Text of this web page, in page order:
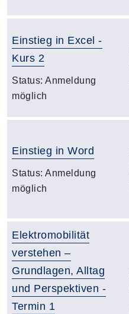
Einstieg in Excel -
Kurs 2
Status: Anmeldung
möglich
Einstieg in Word
Status: Anmeldung
möglich
Elektromobilität
verstehen –
Grundlagen, Alltag
und Perspektiven -
Termin 1